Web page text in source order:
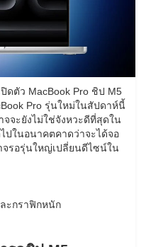
ดตัว MacBook Pro ชิป M5
Pro รุ่นใหม่ในสัปดาห์นี้
จจะยังไม่ใช่จังหวะดีที่สุดใน
ปในอนาคตคาดว่าจะได้จอ
จรอรุ่นใหญ่เปลี่ยนดีไซน์ใน
ะกราฟิกหนัก